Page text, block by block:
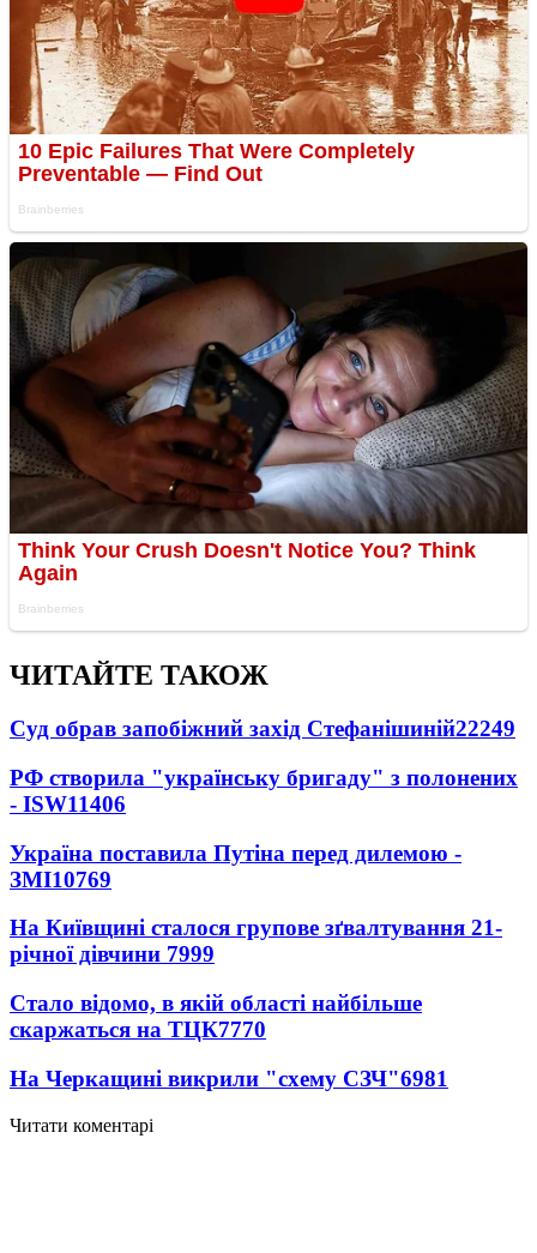
ЧИТАЙТЕ ТАКОЖ
Суд обрав запобіжний захід Стефанішиній22249
РФ створила "українську бригаду" з полонених
- ISW11406
Україна поставила Путіна перед дилемою -
ЗМІ10769
На Київщині сталося групове зґвалтування 21-
річної дівчини 7999
Стало відомо, в якій області найбільше
скаржаться на ТЦК7770
На Черкащині викрили "схему СЗЧ"6981
Читати коментарі